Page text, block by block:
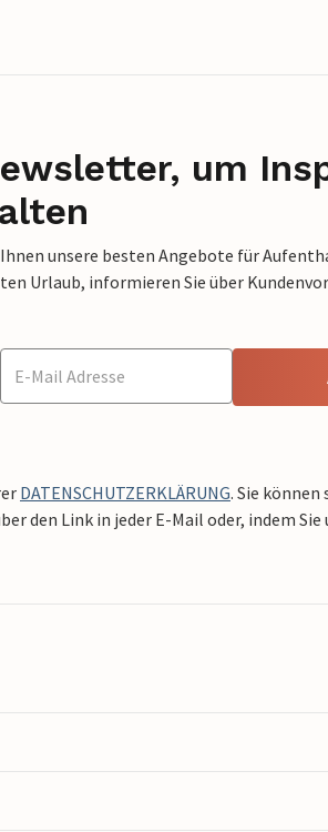
um
unsere besten Angebote für
Urlaub, informieren Sie über
DATENSCHUTZERKLÄRUNG. Sie können
den Link in jeder E-Mail oder, indem